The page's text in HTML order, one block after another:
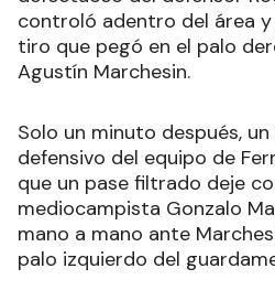
controló adentro del área
tiro que pegó en el palo
Agustín Marchesin.
Solo un minuto después,
defensivo del equipo de
que un pase filtrado deje
mediocampista Gonzalo
mano a mano ante
palo izquierdo del